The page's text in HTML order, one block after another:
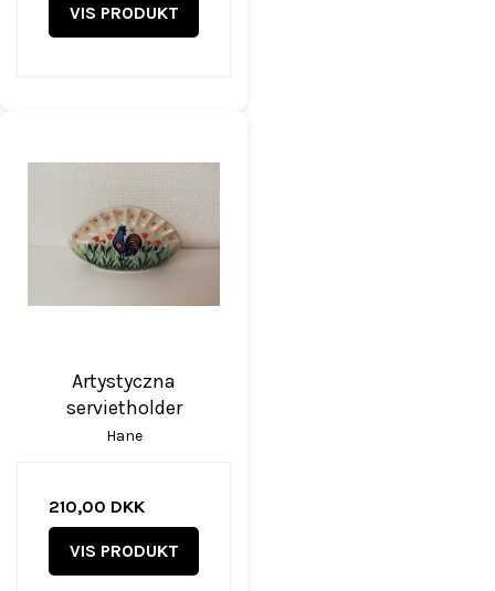
VIS PRODUKT
Artystyczna
servietholder
Hane
210,00 DKK
VIS PRODUKT